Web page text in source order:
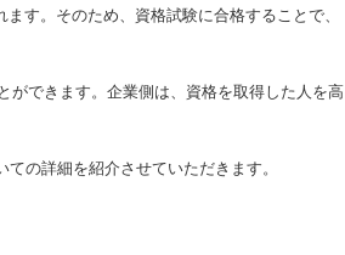
す。そのため、資格試験に合格することで、
ができます。企業側は、資格を取得した人を高
の詳細を紹介させていただきます。